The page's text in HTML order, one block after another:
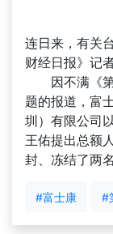
连日来，有关
财经日报》记
因不满《第
题的报道，富
圳）有限公司
王佑提出总额
封、冻结了两
#富士康 #